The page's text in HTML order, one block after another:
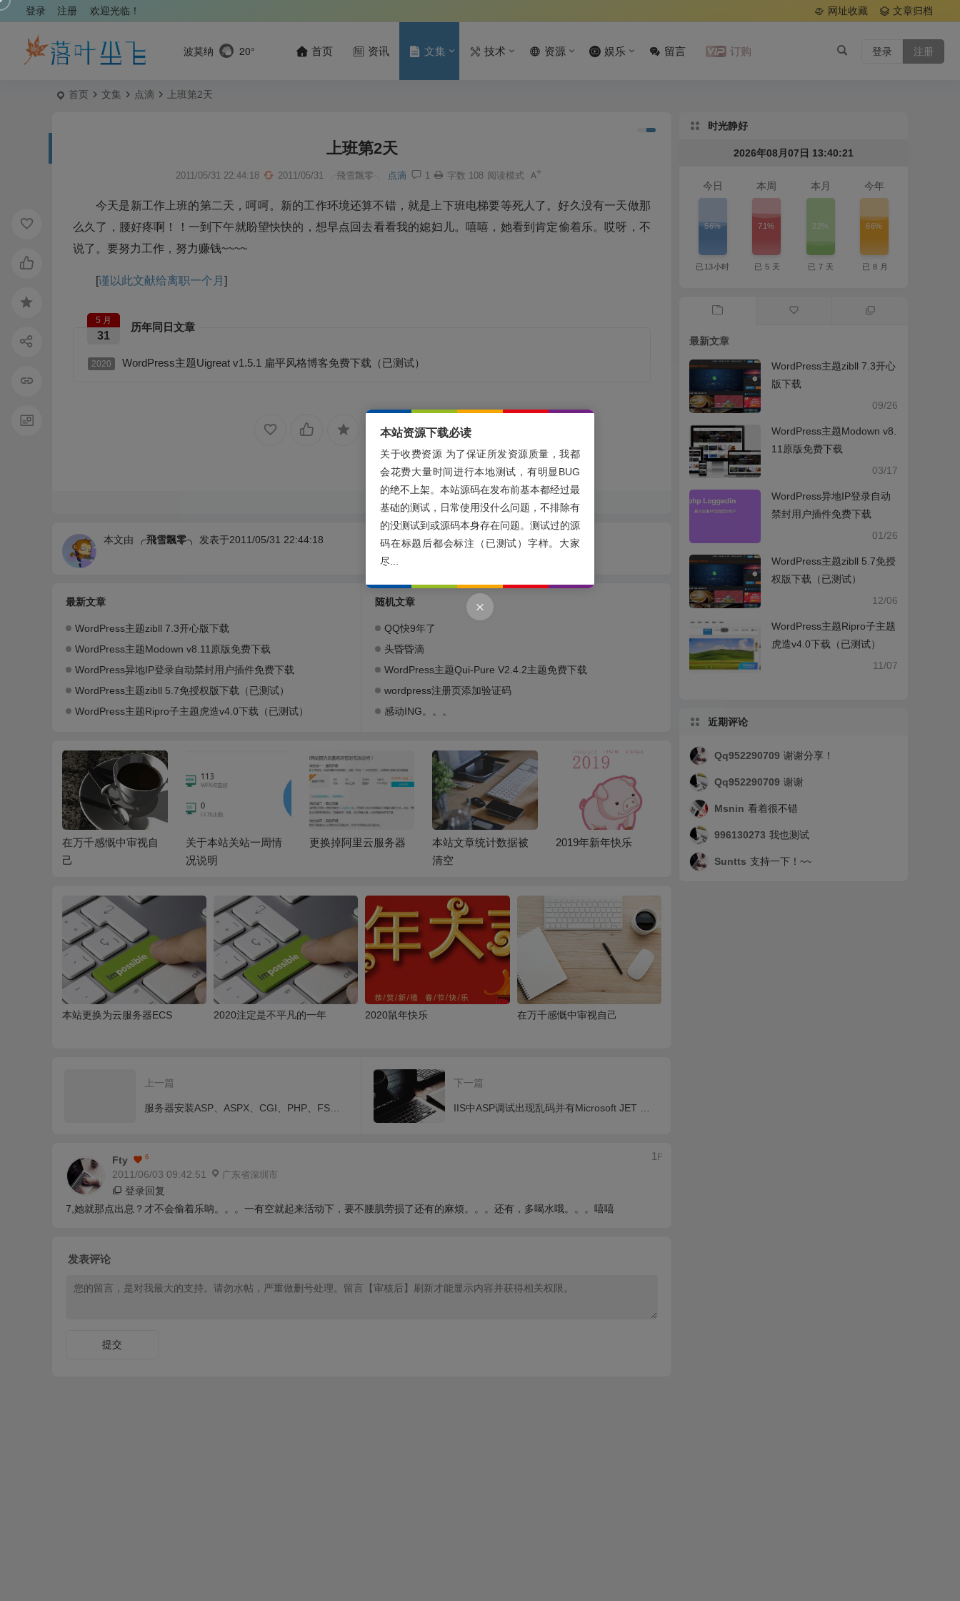
欢迎光临！
登录 注册 网址收藏 文章归档
波莫纳 20° 首页 资讯 文集 技术 资源 娱乐 留言 订购 登录 注册
首页 文集 点滴 上班第2天
上班第2天
2011/05/31 22:44:18 2011/05/31 ╭飛雪飄零╮ 点滴 1 字数 108 阅读模式
今天是新工作上班的第二天，呵呵。新的工作环境还算不错，就是上下班电梯要等死人了。好久没有一天做那
么久了，腰好疼啊！！一到下午就盼望快快的，想早点回去看看我的媳妇儿。嘻嘻，她看到肯定偷着乐。哎呀，不
说了。要努力工作，努力赚钱~~~~
[谨以此文献给离职一个月 ]
历年同日文章
5 月
31
2020 WordPress主题Uigreat v1.5.1 扁平风格博客免费下载（已测试）
本文由 ╭飛雪飄零╮ 发表于2011/05/31 22:44:18
最新文章
WordPress主题zibll 7.3开心版下载
WordPress主题Modown v8.11原版免费下载
WordPress异地IP登录自动禁封用户插件免费下载
WordPress主题zibll 5.7免授权版下载（已测试）
WordPress主题Ripro子主题虎造v4.0下载（已测试）
随机文章
QQ快9年了
头昏昏滴
WordPress主题Qui-Pure V2.4.2主题免费下载
wordpress注册页添加验证码
感动ING。。。
在万千感慨中审视自
己
关于本站关站一周情
况说明
更换掉阿里云服务器
本站文章统计数据被
清空
2019年新年快乐 2018端午节安康 祝老婆生日快乐
本站更换为云服务器ECS 2020注定是不平凡的一年 2020鼠年快乐 在万千感慨中审视自己
上一篇 下一篇
Fty 6
2011/06/03 09:42:51 广东省深圳市
1 F
登录回复
7,她就那点出息？才不会偷着乐呐。。。一有空就起来活动下，要不腰肌劳损了还有的麻烦。。。还有，多喝水哦。。。嘻嘻
发表评论
时光静好
2026年08月07日 13:40:22
今日
56%
已 13小时
本周
71%
已 5 天
本月
22%
已 7 天
今年
66%
已 8 月
最新文章
WordPress主题zibll 7.3开心
版下载
09/26
WordPress主题Modown v8.
11原版免费下载
03/17
WordPress异地IP登录自动
禁封用户插件免费下载
01/26
WordPress主题zibll 5.7免授
权版下载（已测试）
12/06
WordPress主题Ripro子主题
虎造v4.0下载（已测试）
11/07
近期评论
Qq952290709 谢谢分享！
Qq952290709 谢谢
Msnin 看着很不错
996130273 我也测试
Suntts 支持一下！~~
本站资源下载必读
关于收费资源 为了保证所发资源质量，我都
会花费大量时间进行本地测试，有明显BUG
的绝不上架。本站源码在发布前基本都经过最
基础的测试，日常使用没什么问题，不排除有
的没测试到或源码本身存在问题。测试过的源
码在标题后都会标注（已测试）字样。大家
尽...